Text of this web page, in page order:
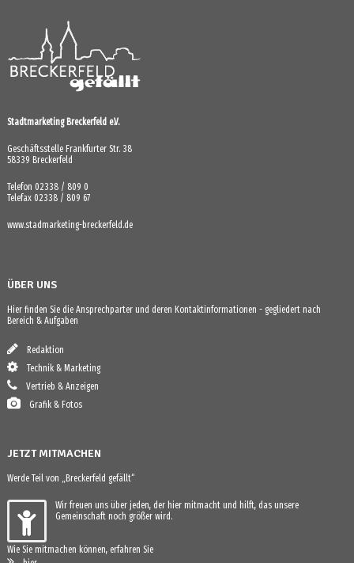
Stadtmarketing Breckerfeld e.V.
Geschäftsstelle Frankfurter Str. 38
58339 Breckerfeld
Telefon 02338 / 809 0
Telefax 02338 / 809 67
www.stadmarketing-breckerfeld.de
ÜBER UNS
Hier finden Sie die Ansprechparter und deren Kontaktinformationen - gegliedert nach
Bereich & Aufgaben
Redaktion
Technik & Marketing
Vertrieb & Anzeigen
Grafik & Fotos
JETZT MITMACHEN
Werde Teil von „Breckerfeld gefällt“
Wir freuen uns über jeden, der hier mitmacht und hilft, das unsere
Gemeinschaft noch größer wird.
Wie Sie mitmachen können, erfahren Sie